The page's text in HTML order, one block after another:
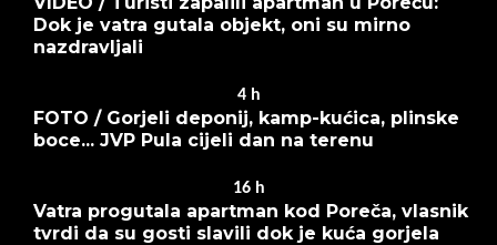
Dok je vatra gutala objekt, oni su mirno
nazdravljali
4 h
FOTO / Gorjeli deponij, kamp-kućica, plinske
boce... JVP Pula cijeli dan na terenu
16 h
Vatra progutala apartman kod Poreča, vlasnik
tvrdi da su gosti slavili dok je kuća gorjela